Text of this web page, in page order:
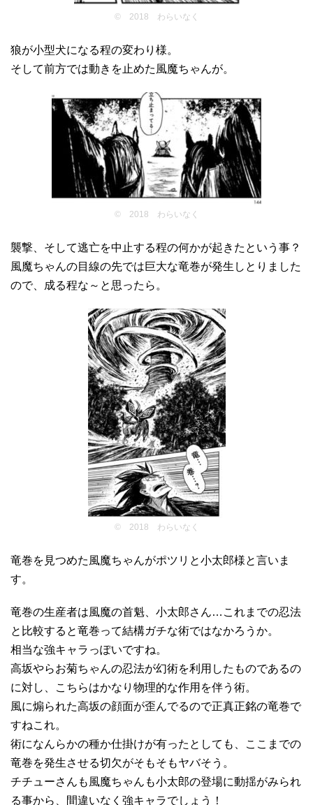
© 2018 わらいなく
狼が小型犬になる程の変わり様。
そして前方では動きを止めた風魔ちゃんが。
© 2018 わらいなく
襲撃、そして逃亡を中止する程の何かが起きたという事？
風魔ちゃんの目線の先では巨大な竜巻が発生しとりました
ので、成る程な～と思ったら。
© 2018 わらいなく
竜巻を見つめた風魔ちゃんがポツリと小太郎様と言いま
す。
竜巻の生産者は風魔の首魁、小太郎さん…これまでの忍法
と比較すると竜巻って結構ガチな術ではなかろうか。
相当な強キャラっぽいですね。
高坂やらお菊ちゃんの忍法が幻術を利用したものであるの
に対し、こちらはかなり物理的な作用を伴う術。
風に煽られた高坂の顔面が歪んでるので正真正銘の竜巻で
すねこれ。
術になんらかの種か仕掛けが有ったとしても、ここまでの
竜巻を発生させる切欠がそもそもヤバそう。
チチューさんも風魔ちゃんも小太郎の登場に動揺がみられ
る事から、間違いなく強キャラでしょう！